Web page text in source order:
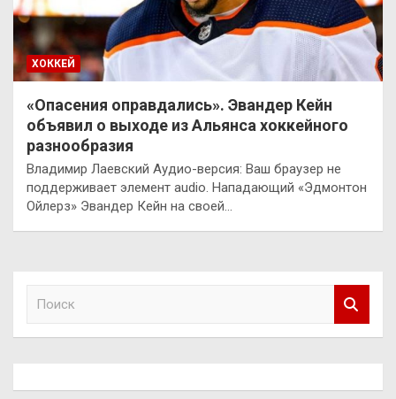
ХОККЕЙ
«Опасения оправдались». Эвандер Кейн
объявил о выходе из Альянса хоккейного
разнообразия
Владимир Лаевский Аудио-версия: Ваш браузер не
поддерживает элемент audio. Нападающий «Эдмонтон
Ойлерз» Эвандер Кейн на своей…